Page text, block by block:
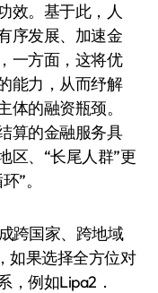
效。基于此，人
序发展、加速金
一方面，这将优
能力，从而纾解
体的融资瓶颈。
算的金融服务具
区、“长尾人群”更
”。
跨国家、跨地域
如果选择全方位对
，例如Lipa2．